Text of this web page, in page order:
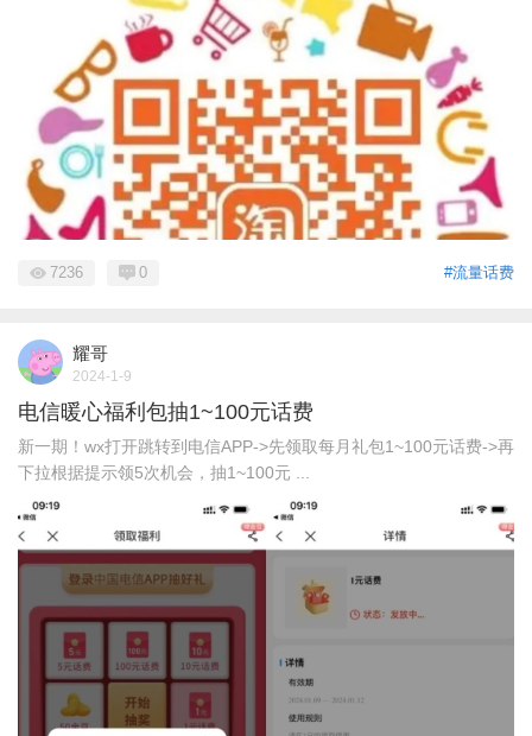
#流量话费
7236 0
耀哥
2024-1-9
电信暖心福利包抽1~100元话费
新一期！wx打开跳转到电信APP->先领取每月礼包1~100元话费->再
下拉根据提示领5次机会，抽1~100元 ...